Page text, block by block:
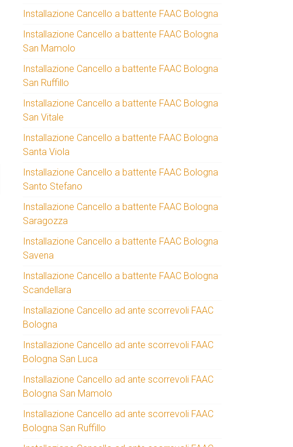
Installazione Cancello a battente FAAC Bologna
Installazione Cancello a battente FAAC Bologna
San Mamolo
Installazione Cancello a battente FAAC Bologna
San Ruffillo
Installazione Cancello a battente FAAC Bologna
San Vitale
Installazione Cancello a battente FAAC Bologna
Santa Viola
Installazione Cancello a battente FAAC Bologna
Santo Stefano
Installazione Cancello a battente FAAC Bologna
Saragozza
Installazione Cancello a battente FAAC Bologna
Savena
Installazione Cancello a battente FAAC Bologna
Scandellara
Installazione Cancello ad ante scorrevoli FAAC
Bologna
Installazione Cancello ad ante scorrevoli FAAC
Bologna San Luca
Installazione Cancello ad ante scorrevoli FAAC
Bologna San Mamolo
Installazione Cancello ad ante scorrevoli FAAC
Bologna San Ruffillo